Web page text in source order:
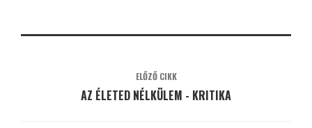
ELŐZŐ CIKK
AZ ÉLETED NÉLKÜLEM - KRITIKA